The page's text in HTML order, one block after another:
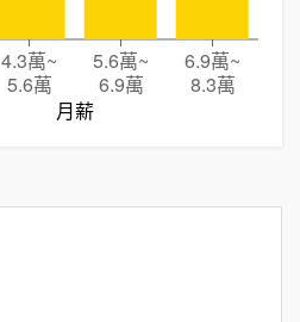
4.3萬~
5.6萬
5.6萬~
6.9萬
6.9萬~
8.3萬
月薪